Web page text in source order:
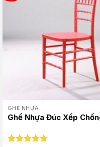
GHẾ NHỰA
Ghế Nhựa Đúc Xếp